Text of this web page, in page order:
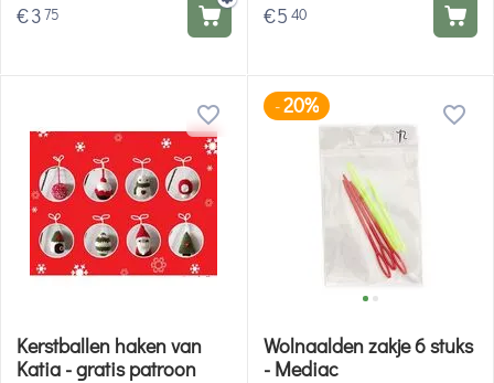
€375 €5 40
Kerstballen haken van
Katia - gratis patroon
-20%
Wolnaalden zakje 6 stuks
- Mediac